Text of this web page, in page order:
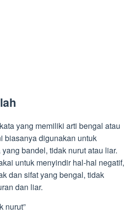
yang memiliki arti bengal atau
biasanya digunakan untuk
bandel, tidak nurut atau liar.
untuk menyindir hal-hal negatif,
dan sifat yang bengal, tidak
dan liar.
nurut”